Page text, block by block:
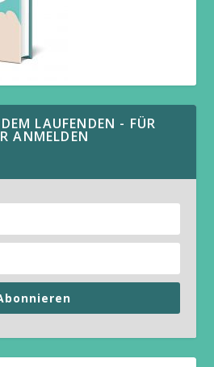
LAUFENDEN - FÜR
ANMELDEN